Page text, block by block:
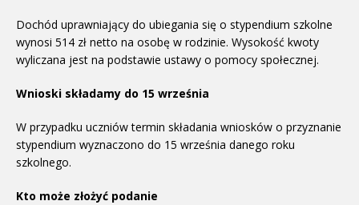
Dochód uprawniający do ubiegania się o stypendium szkolne
wynosi 514 zł netto na osobę w rodzinie. Wysokość kwoty
wyliczana jest na podstawie ustawy o pomocy społecznej.
Wnioski składamy do 15 września
W przypadku uczniów termin składania wniosków o przyznanie
stypendium wyznaczono do 15 września danego roku
szkolnego.
Kto może złożyć podanie